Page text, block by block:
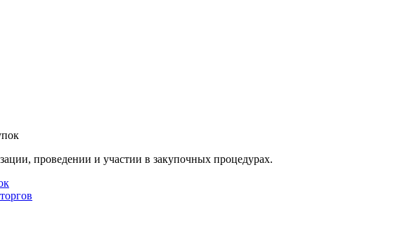
проведении и участии в закупочных процедурах.